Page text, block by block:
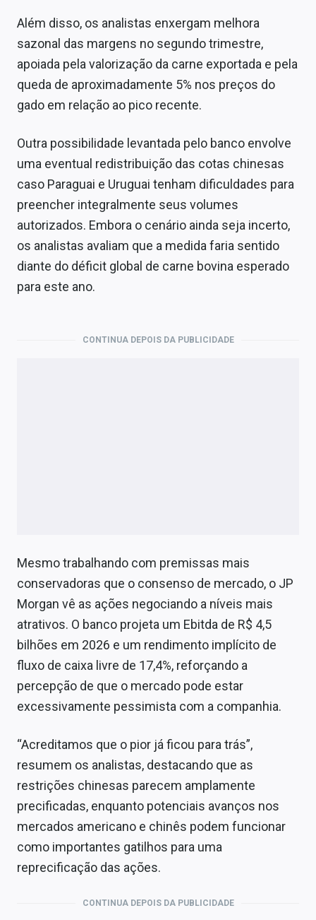
Além disso, os analistas enxergam melhora
sazonal das margens no segundo trimestre,
apoiada pela valorização da carne exportada e pela
queda de aproximadamente 5% nos preços do
gado em relação ao pico recente.
Outra possibilidade levantada pelo banco envolve
uma eventual redistribuição das cotas chinesas
caso Paraguai e Uruguai tenham dificuldades para
preencher integralmente seus volumes
autorizados. Embora o cenário ainda seja incerto,
os analistas avaliam que a medida faria sentido
diante do déficit global de carne bovina esperado
para este ano.
CONTINUA DEPOIS DA PUBLICIDADE
Mesmo trabalhando com premissas mais
conservadoras que o consenso de mercado, o JP
Morgan vê as ações negociando a níveis mais
atrativos. O banco projeta um Ebitda de R$ 4,5
bilhões em 2026 e um rendimento implícito de
fluxo de caixa livre de 17,4%, reforçando a
percepção de que o mercado pode estar
excessivamente pessimista com a companhia.
“Acreditamos que o pior já ficou para trás”,
resumem os analistas, destacando que as
restrições chinesas parecem amplamente
precificadas, enquanto potenciais avanços nos
mercados americano e chinês podem funcionar
como importantes gatilhos para uma
reprecificação das ações.
CONTINUA DEPOIS DA PUBLICIDADE